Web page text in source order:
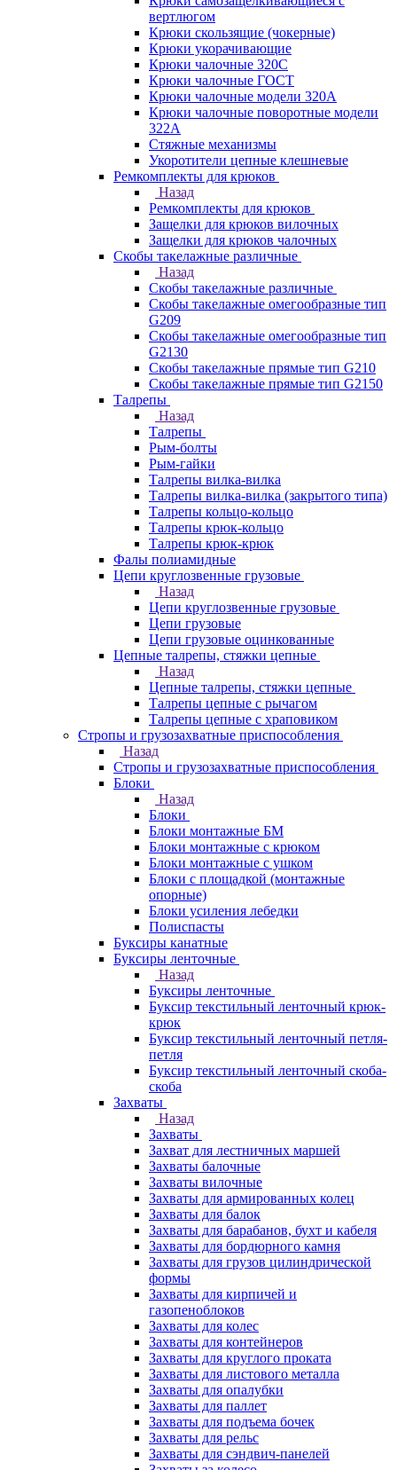
вертлюгом
Крюки скользящие (чокерные)
Крюки укорачивающие
Крюки чалочные 320C
Крюки чалочные ГОСТ
Крюки чалочные модели 320А
Крюки чалочные поворотные модели
322А
Стяжные механизмы
Укоротители цепные клешневые
Ремкомплекты для крюков
Назад
Ремкомплекты для крюков
Защелки для крюков вилочных
Защелки для крюков чалочных
Скобы такелажные различные
Назад
Скобы такелажные различные
Скобы такелажные омегообразные тип
G209
Скобы такелажные омегообразные тип
G2130
Скобы такелажные прямые тип G210
Скобы такелажные прямые тип G2150
Талрепы
Назад
Талрепы
Рым-болты
Рым-гайки
Талрепы вилка-вилка
Талрепы вилка-вилка (закрытого типа)
Талрепы кольцо-кольцо
Талрепы крюк-кольцо
Талрепы крюк-крюк
Фалы полиамидные
Цепи круглозвенные грузовые
Назад
Цепи круглозвенные грузовые
Цепи грузовые
Цепи грузовые оцинкованные
Цепные талрепы, стяжки цепные
Назад
Цепные талрепы, стяжки цепные
Талрепы цепные с рычагом
Талрепы цепные с храповиком
Стропы и грузозахватные приспособления
Назад
Стропы и грузозахватные приспособления
Блоки
Назад
Блоки
Блоки монтажные БМ
Блоки монтажные с крюком
Блоки монтажные с ушком
Блоки с площадкой (монтажные
опорные)
Блоки усиления лебедки
Полиспасты
Буксиры канатные
Буксиры ленточные
Назад
Буксиры ленточные
Буксир текстильный ленточный крюк-
крюк
Буксир текстильный ленточный петля-
петля
Буксир текстильный ленточный скоба-
скоба
Захваты
Назад
Захваты
Захват для лестничных маршей
Захваты балочные
Захваты вилочные
Захваты для армированных колец
Захваты для балок
Захваты для барабанов, бухт и кабеля
Захваты для бордюрного камня
Захваты для грузов цилиндрической
формы
Захваты для кирпичей и
газопеноблоков
Захваты для колес
Захваты для контейнеров
Захваты для круглого проката
Захваты для листового металла
Захваты для опалубки
Захваты для паллет
Захваты для подъема бочек
Захваты для рельс
Захваты для сэндвич-панелей